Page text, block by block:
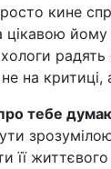
кине
йому
радять
на критиці,
тебе
її